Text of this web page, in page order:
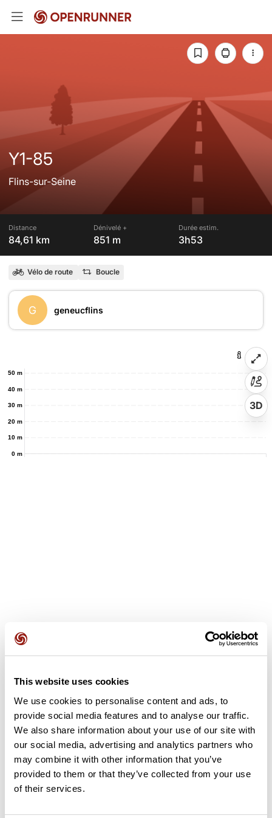
This website uses cookies
We use cookies to personalise content and ads, to
provide social media features and to analyse our traffic.
We also share information about your use of our site with
our social media, advertising and analytics partners who
may combine it with other information that you’ve
provided to them or that they’ve collected from your use
of their services.
Y1-85
Flins-sur-Seine
Distance
84,61 km
Dénivelé +
851 m
Durée estim.
3h53
Vélo de route Boucle
G geneucflins
0 m
10 m
20 m
30 m
40 m
50 m
3D
Ajouter un avis
Découvrez ce parcours de vélo de 84,6 km à proximité de